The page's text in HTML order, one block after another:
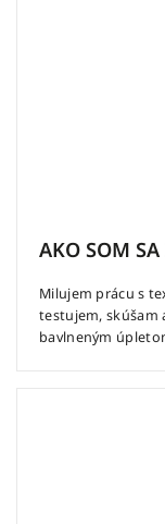
AKO SOM
Milujem prácu s
testujem, skúšam
bavlneným